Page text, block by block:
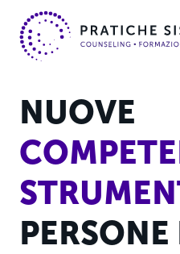
NUOVE
PERSONE